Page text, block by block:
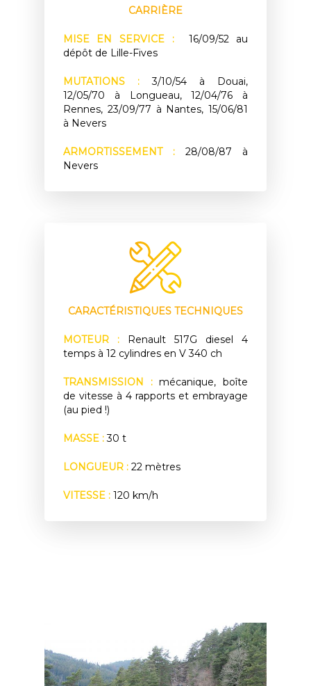
CARRIÈRE
MISE EN SERVICE :
16/09/52 au
dépôt de Lille-Fives
MUTATIONS :3/10/54 à Douai,
12/05/70 à Longueau, 12/04/76 à
Rennes, 23/09/77 à Nantes, 15/06/81
à Nevers
ARMORTISSEMENT :28/08/87 à
Nevers
CARACTÉRISTIQUES TECHNIQUES
MOTEUR :Renault 517G diesel 4
temps à 12 cylindres en V 340 ch
TRANSMISSION :mécanique, boîte
de vitesse à 4 rapports et embrayage
(au pied !)
MASSE :30 t
LONGUEUR :22 mètres
VITESSE :120 km/h